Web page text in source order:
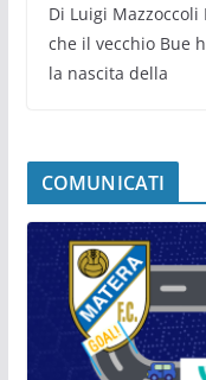
Di Luigi
che il vecchio Bue
la nascita della
COMUNICATI